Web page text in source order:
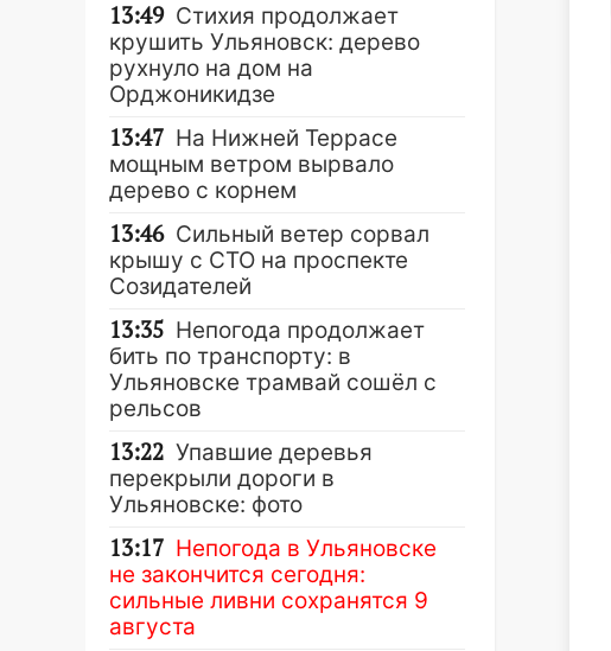
13:49 Стихия продолжает
крушить Ульяновск: дерево
рухнуло на дом на
Орджоникидзе
13:47 На Нижней Террасе
мощным ветром вырвало
дерево с корнем
13:46 Сильный ветер сорвал
крышу с СТО на проспекте
Созидателей
13:35 Непогода продолжает
бить по транспорту: в
Ульяновске трамвай сошёл с
рельсов
13:22 Упавшие деревья
перекрыли дороги в
Ульяновске: фото
13:17 Непогода в Ульяновске
не закончится сегодня:
сильные ливни сохранятся 9
августа